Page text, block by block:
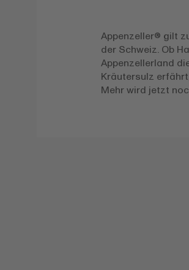
Appenzeller® gilt
der Schweiz. Ob
Appenzellerland
Kräutersulz
Mehr wird jetzt